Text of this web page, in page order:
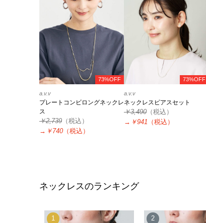
73%OFF
a.v.v
プレートコンビロングネックレ
ス
￥2,739 （税込）
→ ￥740 （税込）
73%OFF
a.v.v
ネックレスピアスセット
￥3,490 （税込）
→ ￥941 （税込）
ネックレスのランキング
1 2